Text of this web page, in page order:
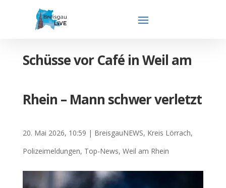
Schüsse vor Café in Weil am
Rhein – Mann schwer verletzt
20. Mai 2026, 10:59 | BreisgauNEWS, Kreis Lörrach,
Polizeimeldungen, Top-News, Weil am Rhein